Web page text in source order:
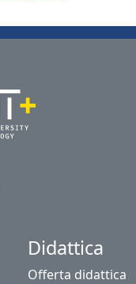
Didattica
Offerta didattica